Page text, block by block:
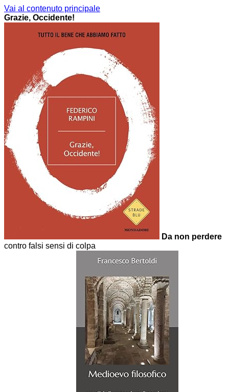
Vai al contenuto principale
Grazie, Occidente!
Da non perdere
contro falsi sensi di colpa